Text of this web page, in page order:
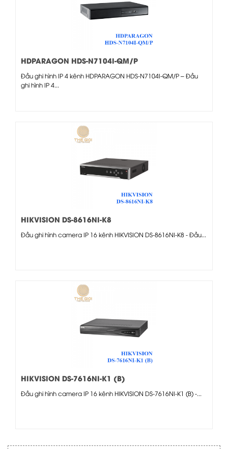
HDPARAGON HDS-N7104I-QM/P
Đầu ghi hình IP 4 kênh HDPARAGON HDS-N7104I-QM/P – Đầu
ghi hình IP 4...
HIKVISION DS-8616NI-K8
Đầu ghi hình camera IP 16 kênh HIKVISION DS-8616NI-K8 - Đầu...
HIKVISION DS-7616NI-K1 (B)
Đầu ghi hình camera IP 16 kênh HIKVISION DS-7616NI-K1 (B) -...